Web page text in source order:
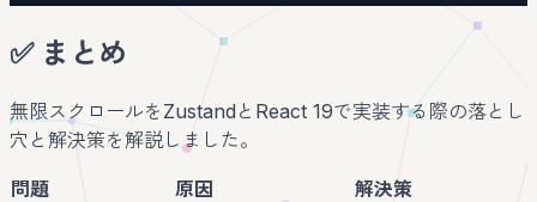
✅ まとめ
無限スクロールをZustandとReact 19で実装する際の落とし
穴と解決策を解説しました。
問題 原因
解決策